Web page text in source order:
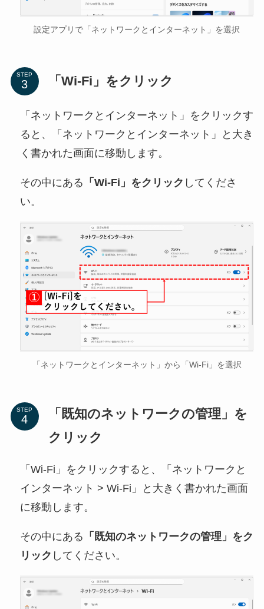
設定アプリで「ネットワークとインターネット」を選択
STEP 「Wi-Fi」をクリック
「ネットワークとインターネット」をクリックす
ると、「ネットワークとインターネット」と大き
く書かれた画面に移動します。
その中にある 「Wi-Fi」をクリック してくださ
い。
「ネットワークとインターネット」から「Wi-Fi」を選択
STEP
「既知のネットワークの管理」を
クリック
「Wi-Fi」をクリックすると、「ネットワークと
インターネット > Wi-Fi」と大きく書かれた画面
に移動します。
その中にある 「既知のネットワークの管理」をク
リック してください。